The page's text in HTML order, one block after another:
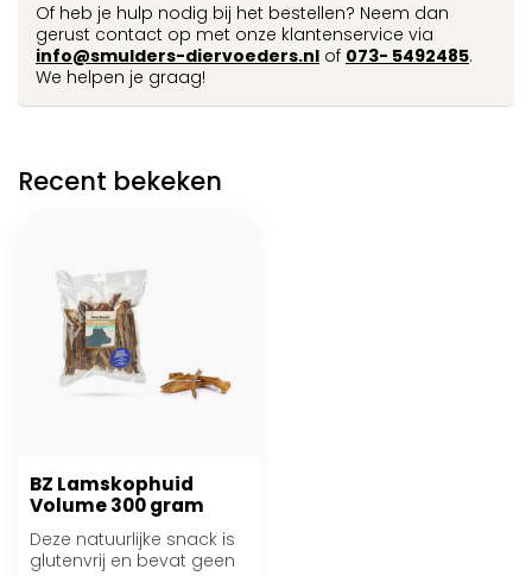
Of heb je hulp nodig bij het bestellen? Neem dan
gerust contact op met onze klantenservice via
info@smulders-diervoeders.nl of 073- 5492485.
We helpen je graag!
Recent bekeken
BZ Lamskophuid
Volume 300 gram
Deze natuurlijke snack is
glutenvrij en bevat geen